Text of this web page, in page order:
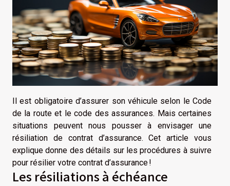
Il est obligatoire d’assurer son véhicule selon le Code
de la route et le code des assurances. Mais certaines
situations peuvent nous pousser à envisager une
résiliation de contrat d’assurance. Cet article vous
explique donne des détails sur les procédures à suivre
pour résilier votre contrat d’assurance !
Les résiliations à échéance